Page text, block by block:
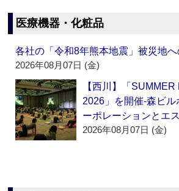
医療機器・化粧品
各社の「令和8年熊本地震」被災地へ
2026年08月07日 (金)
【西川】「
2026」を開催‐森ビ
ーポレーションとエ
2026年08月07日 (金)